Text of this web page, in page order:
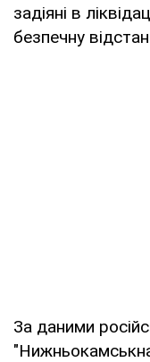
задіяні в
безпечну
За даними